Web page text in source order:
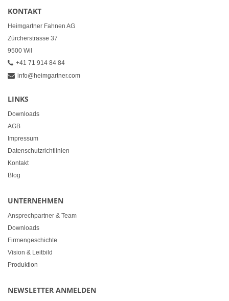
KONTAKT
Heimgartner Fahnen AG
Zürcherstrasse 37
9500 Wil
+41 71 914 84 84
info@heimgartner.com
LINKS
Downloads
AGB
Impressum
Datenschutzrichtlinien
Kontakt
Blog
UNTERNEHMEN
Ansprechpartner & Team
Downloads
Firmengeschichte
Vision & Leitbild
Produktion
NEWSLETTER ANMELDEN